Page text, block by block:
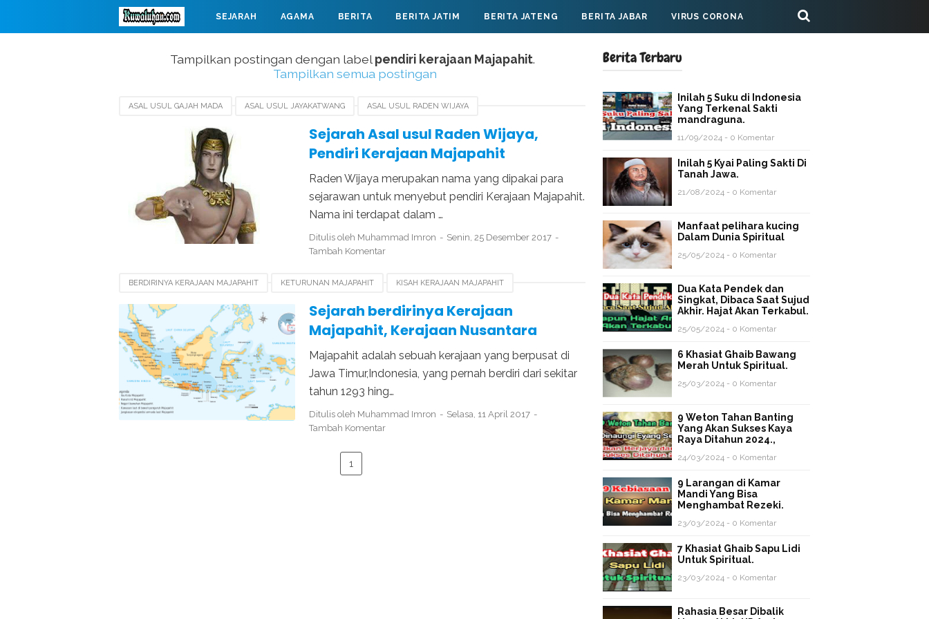
SEJARAH AGAMA BERITA BERITA JATIM BERITA JATENG BERITA JABAR VIRUS CORONA
Tampilkan postingan dengan labelpendiri kerajaan Majapahit.
Tampilkan semua postingan
ASAL USUL GAJAH MADA ASAL USUL JAYAKATWANG ASAL USUL RADEN WIJAYA
KETURUNAN RADEN WIJAYA KISAH RADEN WIJAYA
RUNTUHNYA KERAJAAN SINGASARI
Sejarah Asal usul Raden Wijaya,
Pendiri Kerajaan Majapahit
Raden Wijaya merupakan nama yang dipakai para
sejarawan untuk menyebut pendiri Kerajaan Majapahit.
Nama ini terdapat dalam …
Ditulis oleh Muhammad Imron
Senin, 25 Desember 2017
Tambah Komentar
BERDIRINYA KERAJAAN MAJAPAHIT KETURUNAN MAJAPAHIT KISAH KERAJAAN MAJAPAHIT
LEGENDA MAJAPAHIT LUAS KERAJAAN MAJAPAHIT PENDIRI KERAJAAN MAJAPAHIT
RUNTUHNYA KERAJAAN MAJAPAHIT
Sejarah berdirinya Kerajaan
Majapahit, Kerajaan Nusantara
Majapahit adalah sebuah kerajaan yang berpusat di
Jawa Timur,Indonesia, yang pernah berdiri dari sekitar
tahun 1293 hing…
Ditulis oleh Muhammad Imron
Selasa, 11 April 2017
Tambah Komentar
1
Berita Terbaru
Inilah 5 Suku di Indonesia
Yang Terkenal Sakti
mandraguna.
11/09/2024 - 0 Komentar
Inilah 5 Kyai Paling Sakti Di
Tanah Jawa.
21/08/2024 - 0 Komentar
Manfaat pelihara kucing
Dalam Dunia Spiritual
25/05/2024 - 0 Komentar
Dua Kata Pendek dan
Singkat, Dibaca Saat Sujud
Akhir. Hajat Akan Terkabul.
25/05/2024 - 0 Komentar
6 Khasiat Ghaib Bawang
Merah Untuk Spiritual.
25/03/2024 - 0 Komentar
9 Weton Tahan Banting
Yang Akan Sukses Kaya
Raya Ditahun 2024.,
24/03/2024 - 0 Komentar
9 Larangan di Kamar
Mandi Yang Bisa
Menghambat Rezeki.
23/03/2024 - 0 Komentar
7 Khasiat Ghaib Sapu Lidi
Untuk Spiritual.
23/03/2024 - 0 Komentar
Rahasia Besar Dibalik